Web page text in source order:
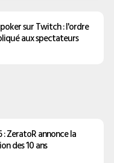
sur Twitch : l'ordre
aux spectateurs
: ZeratoR annonce la
des 10 ans